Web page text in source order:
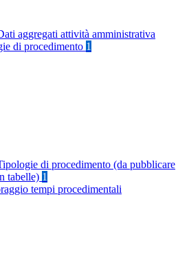
aggregati attività amministrativa
di procedimento 1
di procedimento (da pubblicare
tabelle) 1
tempi procedimentali